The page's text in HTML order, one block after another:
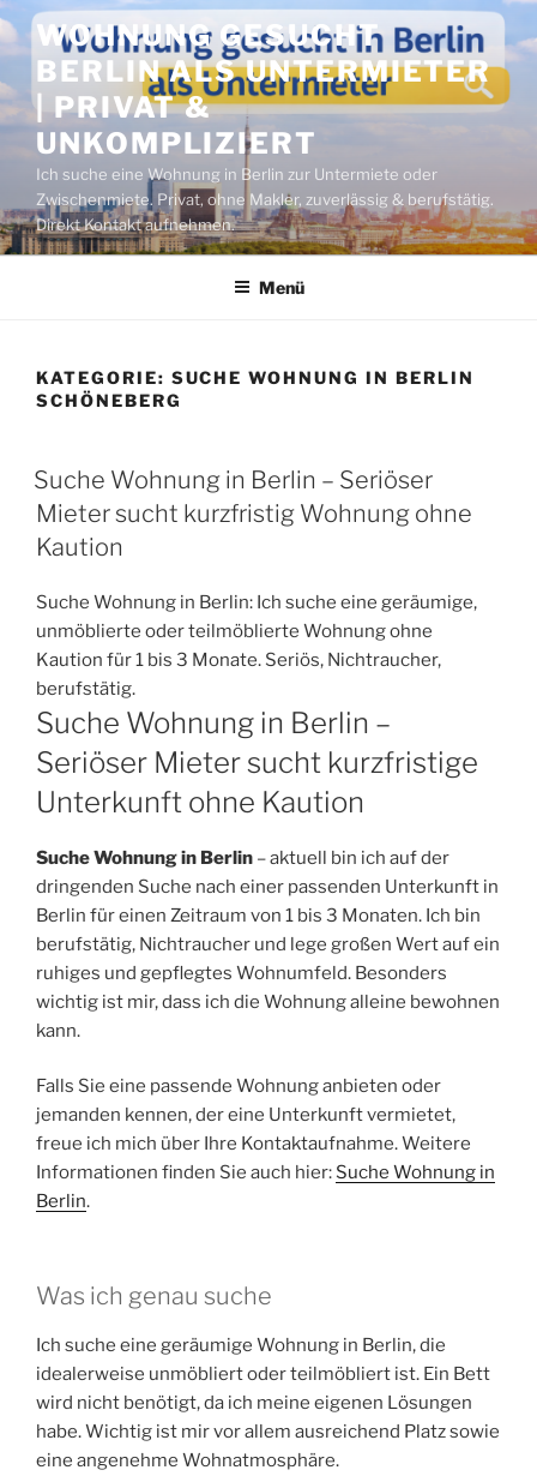
Zum
Inhalt
springen
WOHNUNG GESUCHT
BERLIN ALS UNTERMIETER
| PRIVAT &
UNKOMPLIZIERT
Ich suche eine Wohnung in Berlin zur Untermiete oder
Zwischenmiete. Privat, ohne Makler, zuverlässig & berufstätig.
Direkt Kontakt aufnehmen.
Menü
KATEGORIE: SUCHE WOHNUNG IN BERLIN
SCHÖNEBERG
VERÖFFENTLICHT
AM
Suche Wohnung in Berlin – Seriöser
Mieter sucht kurzfristig Wohnung ohne
Kaution
Suche Wohnung in Berlin: Ich suche eine geräumige,
unmöblierte oder teilmöblierte Wohnung ohne
Kaution für 1 bis 3 Monate. Seriös, Nichtraucher,
berufstätig.
Suche Wohnung in Berlin –
Seriöser Mieter sucht kurzfristige
Unterkunft ohne Kaution
Suche Wohnung in Berlin – aktuell bin ich auf der
dringenden Suche nach einer passenden Unterkunft in
Berlin für einen Zeitraum von 1 bis 3 Monaten. Ich bin
berufstätig, Nichtraucher und lege großen Wert auf ein
ruhiges und gepflegtes Wohnumfeld. Besonders
wichtig ist mir, dass ich die Wohnung alleine bewohnen
kann.
Falls Sie eine passende Wohnung anbieten oder
jemanden kennen, der eine Unterkunft vermietet,
freue ich mich über Ihre Kontaktaufnahme. Weitere
Informationen finden Sie auch hier: Suche Wohnung in
Berlin.
Was ich genau suche
Ich suche eine geräumige Wohnung in Berlin, die
idealerweise unmöbliert oder teilmöbliert ist. Ein Bett
wird nicht benötigt, da ich meine eigenen Lösungen
habe. Wichtig ist mir vor allem ausreichend Platz sowie
eine angenehme Wohnatmosphäre.